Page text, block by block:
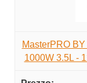
MasterPRO
1000W 3.5L -